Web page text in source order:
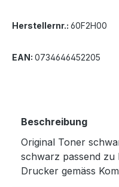
Herstellernr.: 60F2H00
EAN: 0734646452205
Beschreibung
Original Toner
schwarz passend zu
Drucker gemäss